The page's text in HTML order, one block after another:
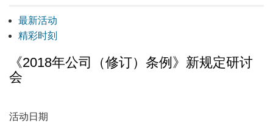
最新活动
精彩时刻
《2018年公司（修订）条例》新规定研讨
会
活动日期